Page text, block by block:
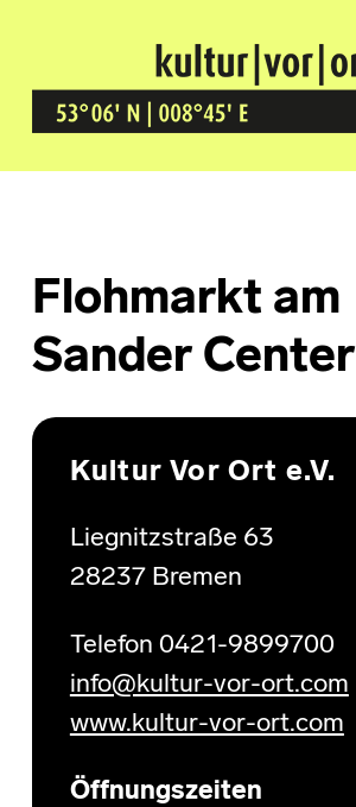
Kultur Vor Ort
BREMEN GRÖPELINGEN
Flohmarkt am
Sander Center
Skip back to main navigation
Kultur Vor Ort e.V.
Liegnitzstraße 63
28237 Bremen
Telefon 0421-9899700
info@kultur-vor-ort.com
www.kultur-vor-ort.com
Öffnungszeiten